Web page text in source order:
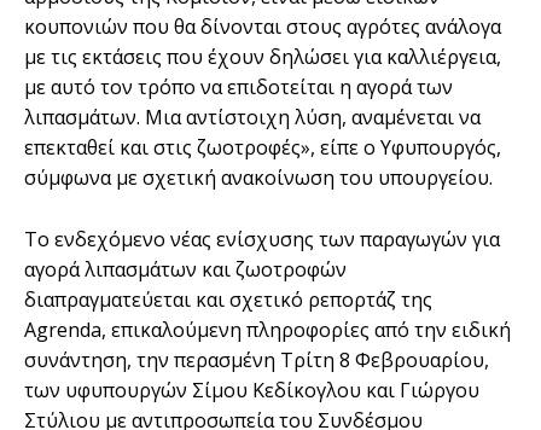
κουπονιών που θα δίνονται στους αγρότες ανάλογα
με τις εκτάσεις που έχουν δηλώσει για καλλιέργεια,
με αυτό τον τρόπο να επιδοτείται η αγορά των
λιπασμάτων. Μια αντίστοιχη λύση, αναμένεται να
επεκταθεί και στις ζωοτροφές», είπε ο Υφυπουργός,
σύμφωνα με σχετική ανακοίνωση του υπουργείου.
Το ενδεχόμενο νέας ενίσχυσης των παραγωγών για
αγορά λιπασμάτων και ζωοτροφών
διαπραγματεύεται και σχετικό ρεπορτάζ της
Agrenda, επικαλούμενη πληροφορίες από την ειδική
συνάντηση, την περασµένη Τρίτη 8 Φεβρουαρίου,
των υφυπουργών Σίµου Κεδίκογλου και Γιώργου
Στύλιου µε αντιπροσωπεία του Συνδέσµου